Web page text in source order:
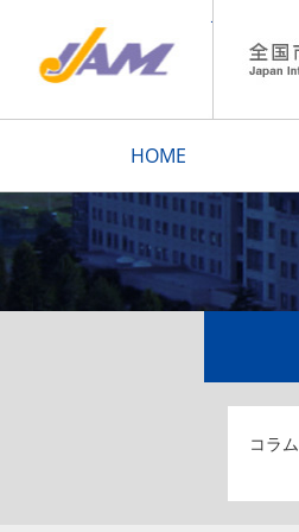
HOME
コラム